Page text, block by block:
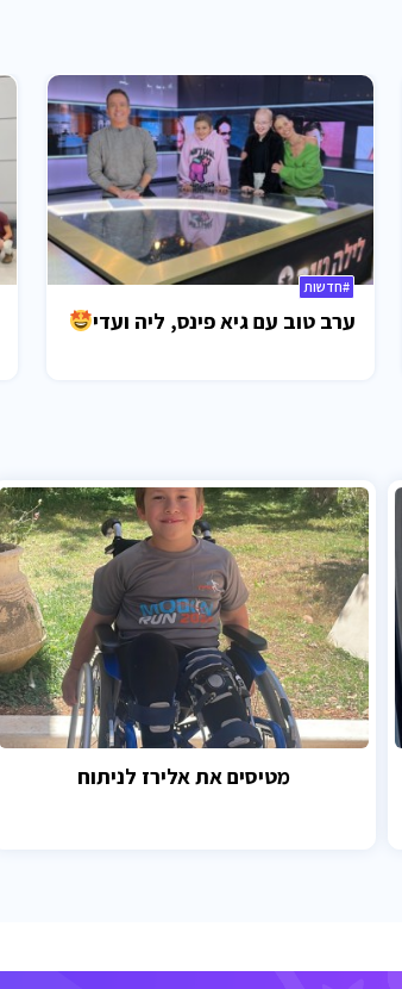
#חדשות
ערב טוב עם גיא פינס, ליה ועדי
מטיסים את אלירז לניתוח